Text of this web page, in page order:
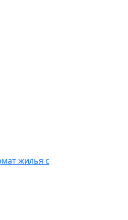
жилья с